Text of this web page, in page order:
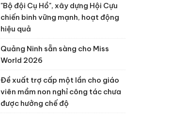
"Bộ đội Cụ Hồ", xây dựng Hội Cựu
chiến binh vững mạnh, hoạt động
hiệu quả
Quảng Ninh sẵn sàng cho Miss
World 2026
Đề xuất trợ cấp một lần cho giáo
viên mầm non nghỉ công tác chưa
được hưởng chế độ